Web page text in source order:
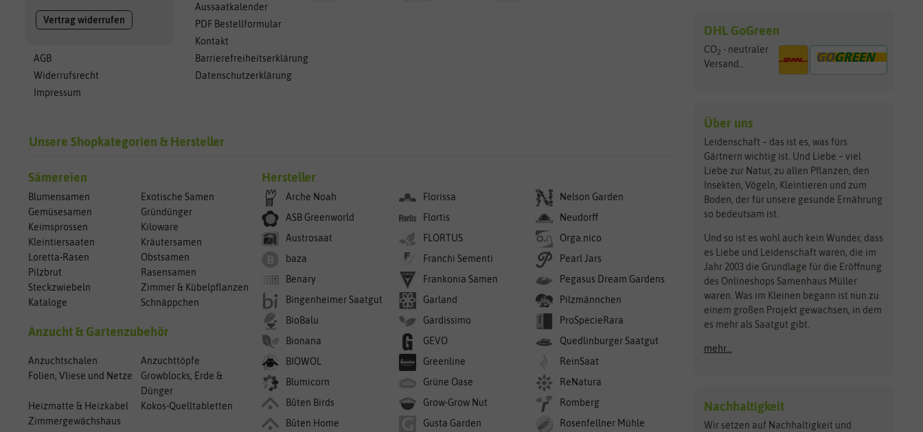
Vertrag widerrufen
AGB
Widerrufsrecht
Impressum
Aussaatkalender
PDF Bestellformular
Kontakt
Barrierefreiheitserklärung
Datenschutzerklärung
Unsere Shopkategorien & Hersteller
Sämereien
Blumensamen
Exotische Samen
Gemüsesamen
Gründünger
Keimsprossen
Kiloware
Kleintiersaaten
Kräutersamen
Loretta-Rasen
Obstsamen
Pilzbrut
Rasensamen
Steckzwiebeln
Zimmer & Kübelpflanzen
Kataloge
Schnäppchen
Anzucht & Gartenzubehör
Anzuchtschalen
Anzuchttöpfe
Folien, Vliese und Netze
Growblocks, Erde &
Dünger
Heizmatte & Heizkabel
Kokos-Quelltabletten
Zimmergewächshaus
Hersteller
Arche Noah
ASB Greenworld
Austrosaat
baza
Benary
Bingenheimer Saatgut
BioBalu
Bionana
BIOWOL
Blumicorn
Bûten Birds
Bûten Home
Florissa
Flortis
FLORTUS
Franchi Sementi
Frankonia Samen
Garland
Gardissimo
GEVO
Greenline
Grüne Oase
Grow-Grow Nut
Gusta Garden
Nelson Garden
Neudorff
Orga.nico
Pearl Jars
Pegasus Dream Gardens
Pilzmännchen
ProSpecieRara
Quedlinburger Saatgut
ReinSaat
ReNatura
Romberg
Rosenfellner Mühle
DHL GoGreen
CO2 - neutraler
Versand...
Über uns
Leidenschaft – das ist es, was fürs
Gärtnern wichtig ist. Und Liebe – viel
Liebe zur Natur, zu allen Pflanzen, den
Insekten, Vögeln, Kleintieren und zum
Boden, der für unsere gesunde Ernährung
so bedeutsam ist.
Und so ist es wohl auch kein Wunder, dass
es Liebe und Leidenschaft waren, die im
Jahr 2003 die Grundlage für die Eröffnung
des Onlineshops Samenhaus Müller
waren. Was im Kleinen begann ist nun zu
einem großen Projekt gewachsen, in dem
es mehr als Saatgut gibt.
mehr...
Nachhaltigkeit
Wir setzen auf Nachhaltigkeit und